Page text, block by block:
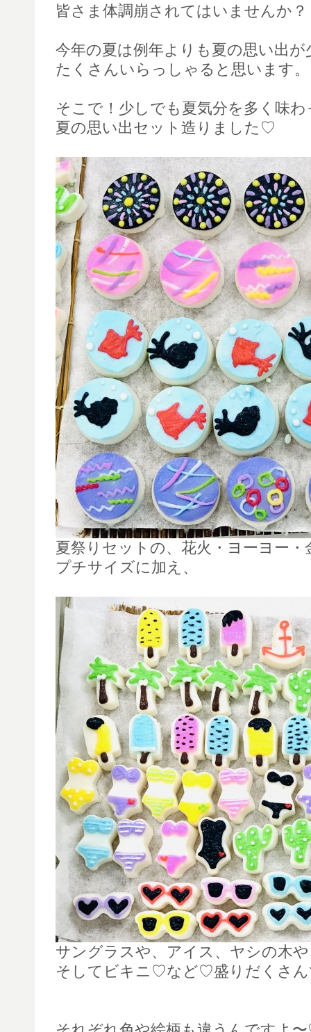
皆さま体調崩されてはいませんか？
今年の夏は例年よりも夏の思い出が
たくさんいらっしゃると思います。
そこで！少しでも夏気分を多く味
夏の思い出セット造りました♡
夏祭りセットの、花火・ヨーヨー・
プチサイズに加え、
サングラスや、アイス、ヤシの木
そしてビキニ♡など♡盛りだくさん